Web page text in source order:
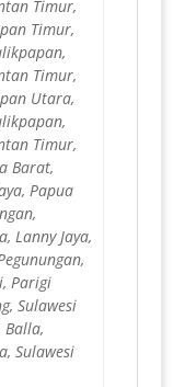
Timur,
Timur,
Timur,
Utara,
Timur,
Barat,
Papua
Lanny Jaya,
Parigi
Sulawesi
Balla,
Sulawesi